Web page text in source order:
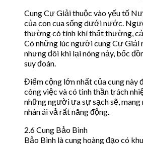
Cung Cự Giải thuộc vào yếu tố
của con cua sống dưới nước.
thường có tính khí thất thường,
Có những lúc người cung Cự Giải
nhưng đôi khi lại nóng nảy, bốc
suy đoán.
Điểm cộng lớn nhất của cung này
công việc và có tinh thần trách
những người ưa sự sạch sẽ,
nhân ái vả rất năng động.
2.6 Cung Bảo Bình
Bảo Bình là cung hoàng đạo có